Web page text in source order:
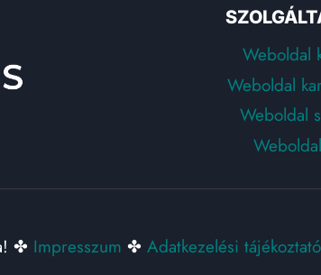
Weboldal
Weboldal
Weboldal
✤ Impresszum ✤ Adatkezelési tájékoztató